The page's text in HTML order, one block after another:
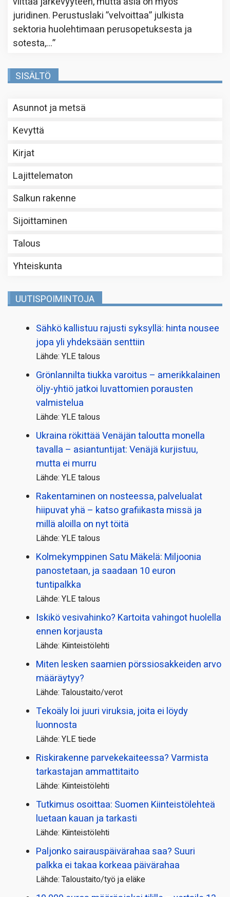
juridinen. Perustuslaki ”velvoittaa” julkista
sektoria huolehtimaan perusopetuksesta ja
sotesta,…”
SISÄLTÖ
Asunnot ja metsä
Kevyttä
Kirjat
Lajittelematon
Salkun rakenne
Sijoittaminen
Talous
Yhteiskunta
UUTISPOIMINTOJA
Sähkö kallistuu rajusti syksyllä: hinta nousee
jopa yli yhdeksään senttiin
Lähde: YLE talous
Grönlannilta tiukka varoitus – amerikkalainen
öljy-yhtiö jatkoi luvattomien porausten
valmistelua
Lähde: YLE talous
Ukraina rökittää Venäjän taloutta monella
tavalla – asiantuntijat: Venäjä kurjistuu,
mutta ei murru
Lähde: YLE talous
Rakentaminen on nosteessa, palvelualat
hiipuvat yhä – katso grafiikasta missä ja
millä aloilla on nyt töitä
Lähde: YLE talous
Kolmekymppinen Satu Mäkelä: Miljoonia
panostetaan, ja saadaan 10 euron
tuntipalkka
Lähde: YLE talous
Iskikö vesivahinko? Kartoita vahingot huolella
ennen korjausta
Lähde: Kiinteistölehti
Miten lesken saamien pörssi­osakkeiden arvo
määräytyy?
Lähde: Taloustaito/verot
Tekoäly loi juuri viruksia, joita ei löydy
luonnosta
Lähde: YLE tiede
Riskirakenne parvekekaiteessa? Varmista
tarkastajan ammattitaito
Lähde: Kiinteistölehti
Tutkimus osoittaa: Suomen Kiinteistölehteä
luetaan kauan ja tarkasti
Lähde: Kiinteistölehti
Paljonko sairauspäivä­rahaa saa? Suuri
palkka ei takaa korkeaa päivärahaa
Lähde: Taloustaito/työ ja eläke